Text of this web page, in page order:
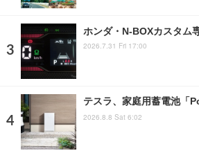
ホンダ・N-BOXカスタム
2026.7.31 Fri 17:00
テスラ、家庭用蓄電池「
2026.8.8 Sat 6:02